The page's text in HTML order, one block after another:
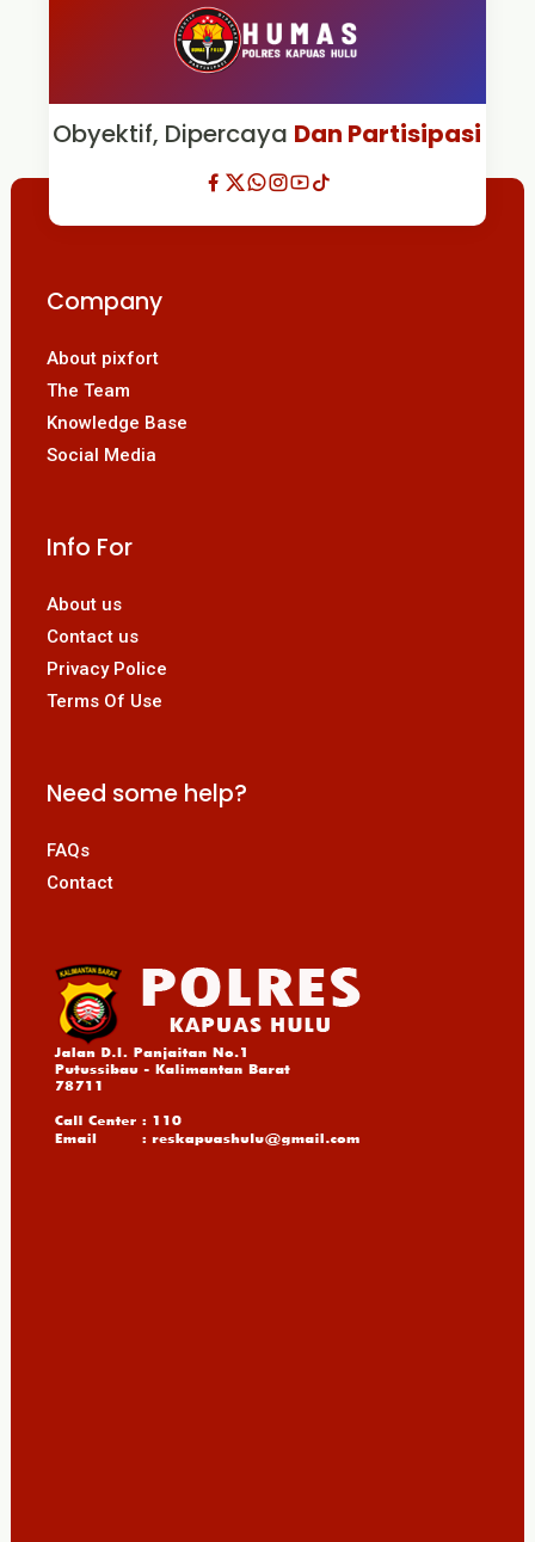
Obyektif, Dipercaya Dan Partisipasi
Company
About pixfort
The Team
Knowledge Base
Social Media
Info For
About us
Contact us
Privacy Police
Terms Of Use
Need some help?
FAQs
Contact